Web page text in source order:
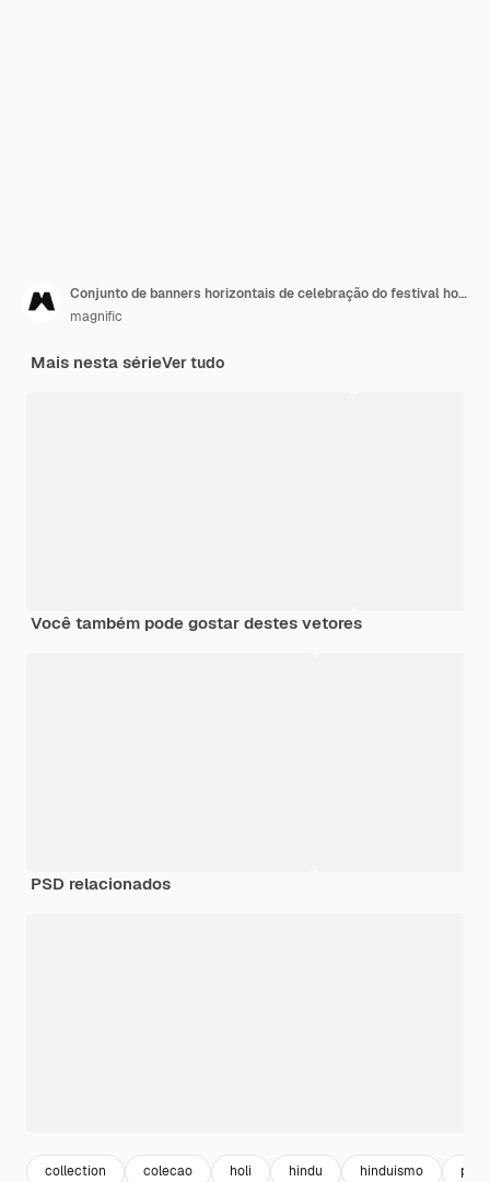
Conjunto de banners horizontais de celebração do festival holi gradiente
magnific
Mais nesta sérieVer tudo
Você também pode gostar destes vetores
PSD relacionados
collection colecao holi hindu hinduismo